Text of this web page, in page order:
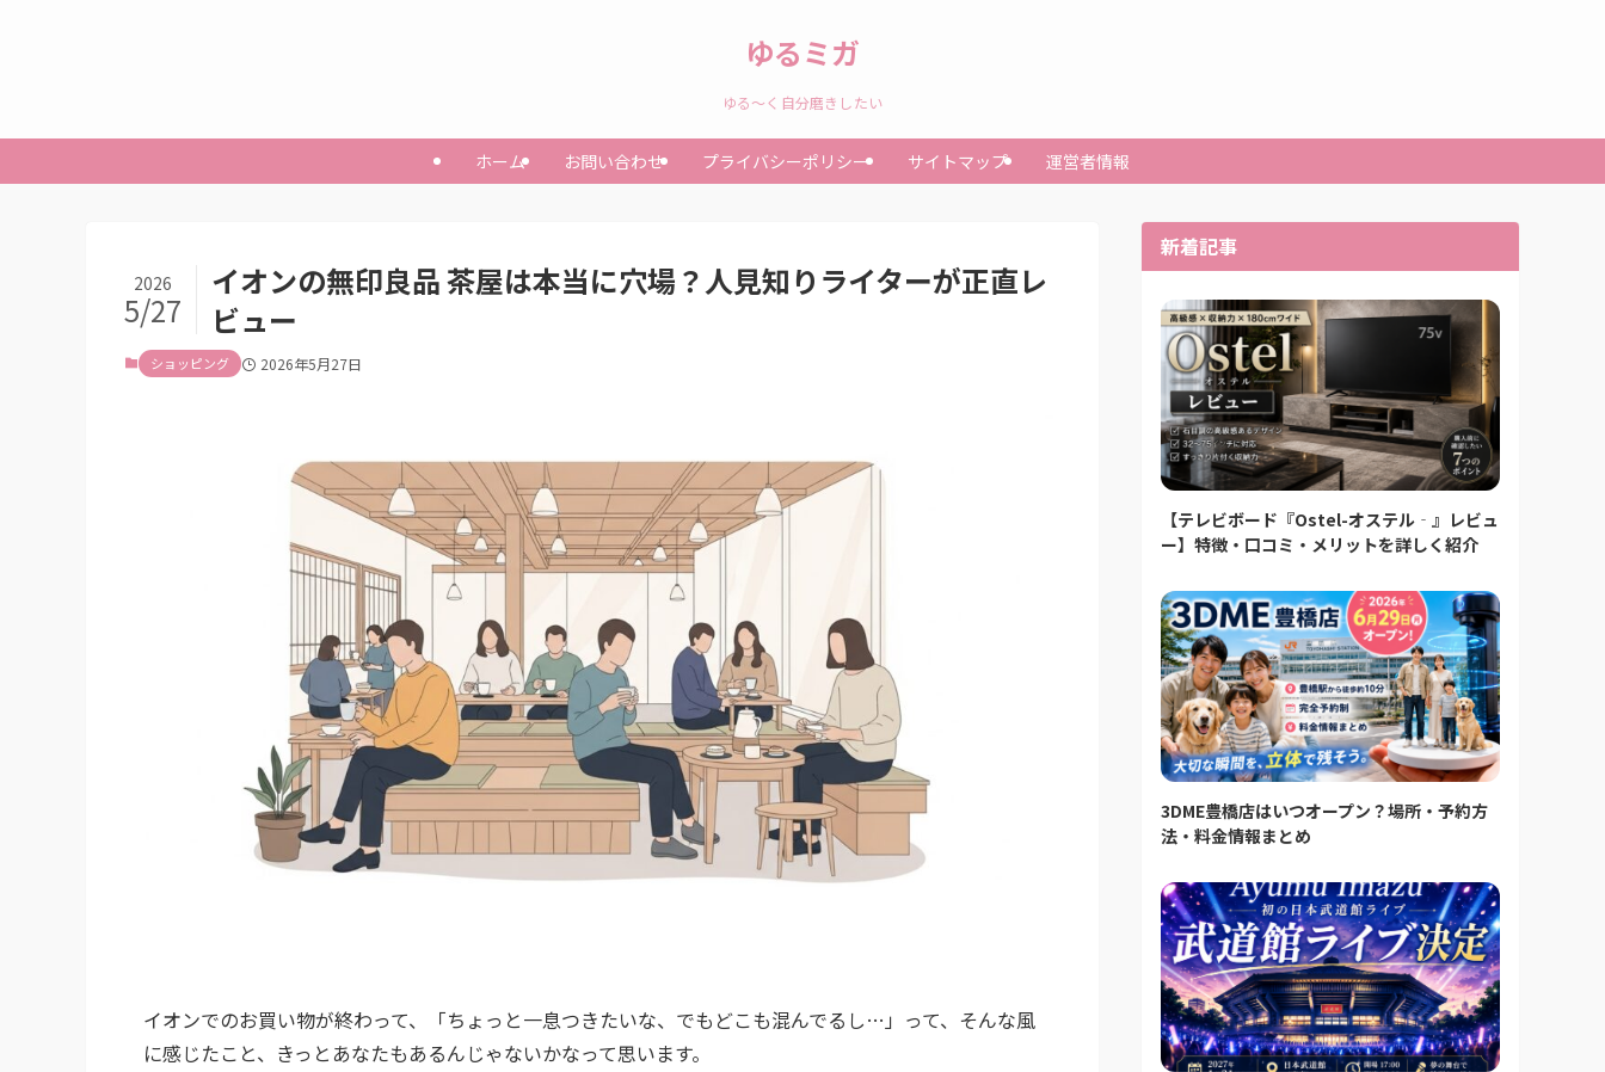
ゆるミガ
ゆる～く自分磨きしたい
ホーム お問い合わせ プライバシーポリシー サイトマップ 運営者情報
イオンの無印良品 茶屋は本当に穴場？人見知りライターが正直レ
ビュー
2026
5/27
ショッピング 2026年5月27日
イオンでのお買い物が終わって、「ちょっと一息つきたいな、でもどこも混んでるし…」って、そんな風
に感じたこと、きっとあなたもあるんじゃないかなって思います。
新着記事
【テレビボード『Ostel-オステル‐』レビュ
ー】特徴・口コミ・メリットを詳しく紹介
3DME豊橋店はいつオープン？場所・予約方
法・料金情報まとめ